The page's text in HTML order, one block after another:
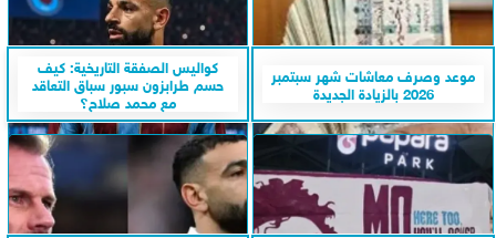
موعد وصرف معاشات شهر سبتمبر
2026 بالزيادة الجديدة
كواليس الصفقة التاريخية: كيف
حسم طرابزون سبور سباق التعاقد
مع محمد صلاح؟